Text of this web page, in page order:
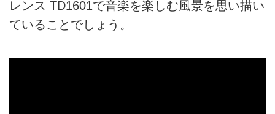
レンス TD1601で音楽を楽しむ風景を思い描い
ていることでしょう。